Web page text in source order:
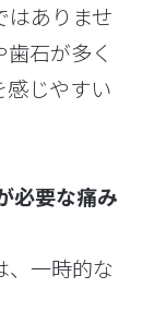
はありませ
石が多く
感じやすい
必要な痛み
、一時的な